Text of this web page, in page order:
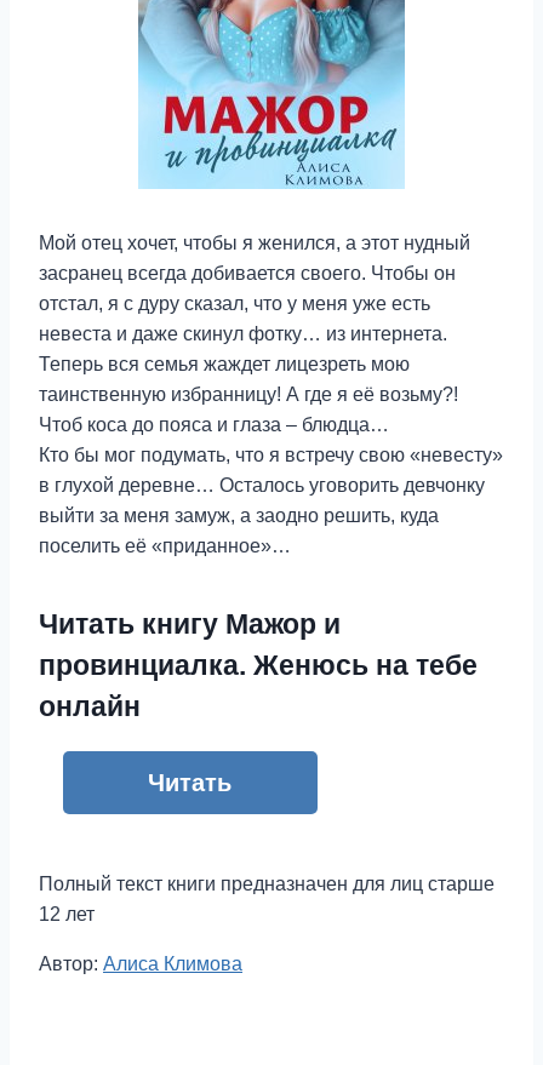
Мой отец хочет, чтобы я женился, а этот нудный
засранец всегда добивается своего. Чтобы он
отстал, я с дуру сказал, что у меня уже есть
невеста и даже скинул фотку… из интернета.
Теперь вся семья жаждет лицезреть мою
таинственную избранницу! А где я её возьму?!
Чтоб коса до пояса и глаза – блюдца…
Кто бы мог подумать, что я встречу свою «невесту»
в глухой деревне… Осталось уговорить девчонку
выйти за меня замуж, а заодно решить, куда
поселить её «приданное»…
Читать книгу Мажор и
провинциалка. Женюсь на тебе
онлайн
Читать
Полный текст книги предназначен для лиц старше
12 лет
Метки
Автор: Алиса Климова